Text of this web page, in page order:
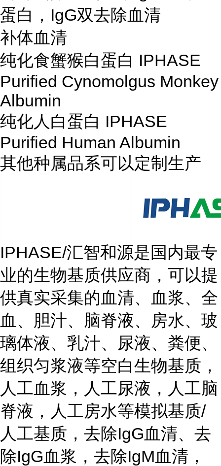
蛋白，IgG双去除血清
补体血清
纯化食蟹猴白蛋白 IPHASE
Purified Cynomolgus Monkey
Albumin
纯化人白蛋白 IPHASE
Purified Human Albumin
其他种属品系可以定制生产
IPHASE/汇智和源是国内最专
业的生物基质供应商，可以提
供真实采集的血清、血浆、全
血、胆汁、脑脊液、房水、玻
璃体液、乳汁、尿液、粪便、
组织匀浆液等空白生物基质，
人工血浆，人工尿液，人工脑
脊液，人工房水等模拟基质/
人工基质，去除IgG血清、去
除IgG血浆，去除IgM血清，